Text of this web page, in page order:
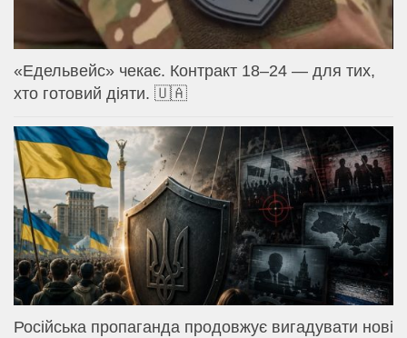
«Едельвейс» чекає. Контракт 18–24 — для тих,
хто готовий діяти. 🇺🇦
Російська пропаганда продовжує вигадувати нові